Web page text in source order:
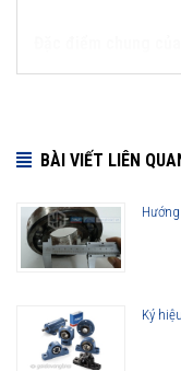
Đặc điểm chung
Khả năng chịu
Đáp ứng đầy đủ
Khả năng vận
việc có tốc độ cao.
Đa dạng về
ứng dụng vòng
BÀI VIẾT LIÊN
Ký